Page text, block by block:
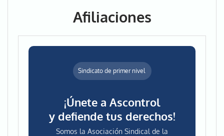
Afiliaciones
Sindicato de primer nivel
¡Únete a Ascontrol
y defiende tus derechos!
Somos la Asociación Sindical de la